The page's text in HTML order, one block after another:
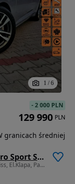
1 / 6
Audi A6 Avant 40 TDI mHEV Quattro Sport S tronic
1968 cm3 • 204 KM • Led, Radar, Kamera 360, Bliss, El.Klapa, Panorama
-2 000 PLN
129 990 PLN
granicach średniej